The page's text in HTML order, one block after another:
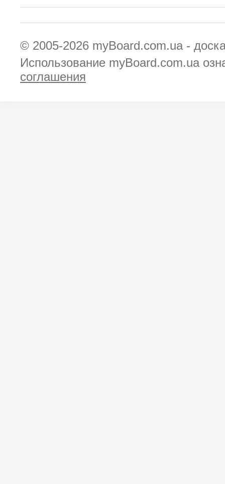
© 2005-2026 myBoard.com.ua -
Использование myBoard.com.ua
соглашения